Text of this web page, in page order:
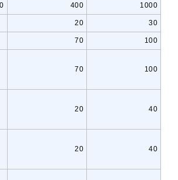
400 1000
20 30
70 100
70 100
20 40
20 40